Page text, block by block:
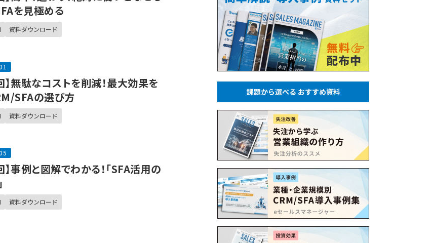
を見極める
資料ダウンロード
】無駄なコストを削減！最大効果を
SFAの選び方
資料ダウンロード
】事例と図解でわかる！「SFA活用の
資料ダウンロード
課題から選べる おすすめ資料